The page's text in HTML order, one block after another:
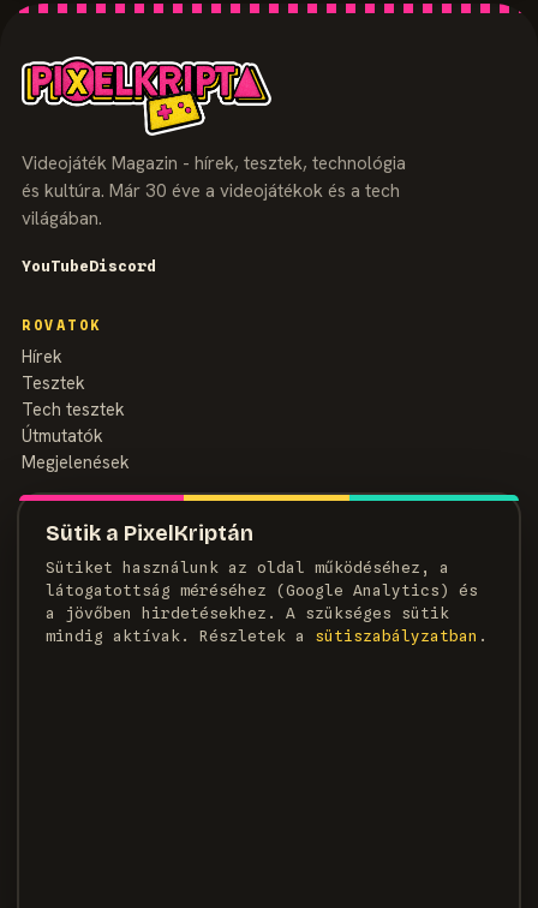
Sütik a PixelKriptán
Sütiket használunk az oldal működéséhez, a
látogatottság méréséhez (Google Analytics) és
a jövőben hirdetésekhez. A szükséges sütik
mindig aktívak. Részletek a
süti­szabályzatban .
Videojáték Magazin - hírek, tesztek, technológia
és kultúra. Már 30 éve a videojátékok és a tech
világában.
YouTubeDiscord
ROVATOK
Hírek
Tesztek
Tech tesztek
Útmutatók
Megjelenések
MAGAZIN
Szerzők
Médiaajánlat
Kapcsolat